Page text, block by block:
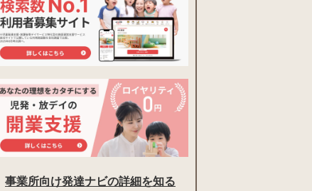
事業所向け発達ナビの詳細を知る